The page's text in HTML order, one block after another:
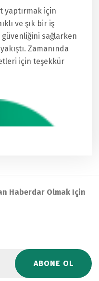
yaptırmak için
ve şık bir iş
güvenliğini sağlarken
Zamanında
için teşekkür
Haberdar Olmak Için
ABONE OL